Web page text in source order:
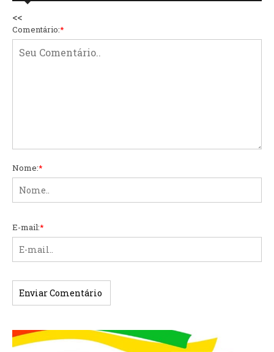
<<
Comentário:*
Nome:*
E-mail:*